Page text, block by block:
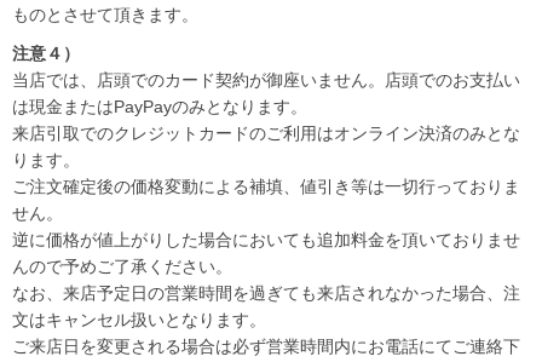
ものとさせて頂きます。
注意４）
当店では、店頭でのカード契約が御座いません。店頭でのお支払い
は現金またはPayPayのみとなります。
来店引取でのクレジットカードのご利用はオンライン決済のみとな
ります。
ご注文確定後の価格変動による補填、値引き等は一切行っておりま
せん。
逆に価格が値上がりした場合においても追加料金を頂いておりませ
んので予めご了承ください。
なお、来店予定日の営業時間を過ぎても来店されなかった場合、注
文はキャンセル扱いとなります。
ご来店日を変更される場合は必ず営業時間内にお電話にてご連絡下